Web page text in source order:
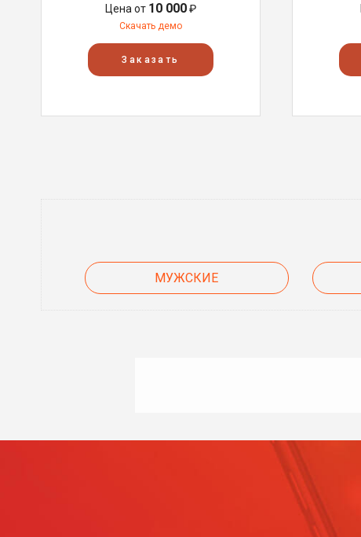
Цена от 10 000₽
Скачать демо
Заказать
МУЖСКИЕ